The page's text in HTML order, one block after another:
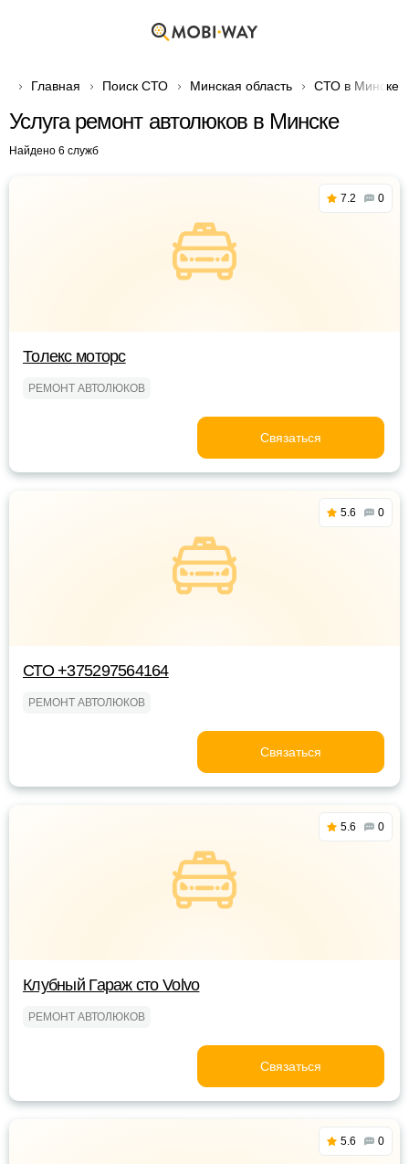
Главная Поиск СТО Минская область СТО в Минске
Услуга ремонт автолюков в Минске
Найдено 6 служб
7.2 0
Толекс моторс
РЕМОНТ АВТОЛЮКОВ
Связаться
5.6 0
СТО +375297564164
РЕМОНТ АВТОЛЮКОВ
Связаться
5.6 0
Клубный Гараж сто Volvo
РЕМОНТ АВТОЛЮКОВ
Связаться
5.6 0